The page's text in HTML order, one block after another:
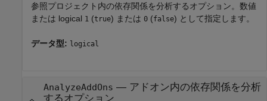
参照プロジェクト内の依存関係を分析するオプション。数値
または logical 1 (true) または 0 (false) として指定します。
データ型: logical
AnalyzeAddOns — アドオン内の依存関係を分析
するオプション